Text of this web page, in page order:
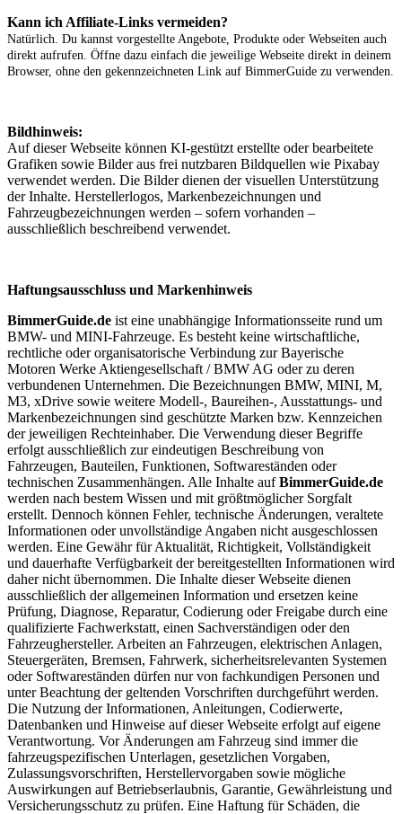
Kann ich Affiliate-Links vermeiden?
Natürlich. Du kannst vorgestellte Angebote, Produkte oder Webseiten auch
direkt aufrufen. Öffne dazu einfach die jeweilige Webseite direkt in deinem
Browser, ohne den gekennzeichneten Link auf BimmerGuide zu verwenden.
Bildhinweis:
Auf dieser Webseite können KI-gestützt erstellte oder bearbeitete
Grafiken sowie Bilder aus frei nutzbaren Bildquellen wie Pixabay
verwendet werden. Die Bilder dienen der visuellen Unterstützung
der Inhalte. Herstellerlogos, Markenbezeichnungen und
Fahrzeugbezeichnungen werden – sofern vorhanden –
ausschließlich beschreibend verwendet.
Haftungsausschluss und Markenhinweis
BimmerGuide.de ist eine unabhängige Informationsseite rund um
BMW- und MINI-Fahrzeuge. Es besteht keine wirtschaftliche,
rechtliche oder organisatorische Verbindung zur Bayerische
Motoren Werke Aktiengesellschaft / BMW AG oder zu deren
verbundenen Unternehmen. Die Bezeichnungen BMW, MINI, M,
M3, xDrive sowie weitere Modell-, Baureihen-, Ausstattungs- und
Markenbezeichnungen sind geschützte Marken bzw. Kennzeichen
der jeweiligen Rechteinhaber. Die Verwendung dieser Begriffe
erfolgt ausschließlich zur eindeutigen Beschreibung von
Fahrzeugen, Bauteilen, Funktionen, Softwareständen oder
technischen Zusammenhängen. Alle Inhalte aufBimmerGuide.de
werden nach bestem Wissen und mit größtmöglicher Sorgfalt
erstellt. Dennoch können Fehler, technische Änderungen, veraltete
Informationen oder unvollständige Angaben nicht ausgeschlossen
werden. Eine Gewähr für Aktualität, Richtigkeit, Vollständigkeit
und dauerhafte Verfügbarkeit der bereitgestellten Informationen wird
daher nicht übernommen. Die Inhalte dieser Webseite dienen
ausschließlich der allgemeinen Information und ersetzen keine
Prüfung, Diagnose, Reparatur, Codierung oder Freigabe durch eine
qualifizierte Fachwerkstatt, einen Sachverständigen oder den
Fahrzeughersteller. Arbeiten an Fahrzeugen, elektrischen Anlagen,
Steuergeräten, Bremsen, Fahrwerk, sicherheitsrelevanten Systemen
oder Softwareständen dürfen nur von fachkundigen Personen und
unter Beachtung der geltenden Vorschriften durchgeführt werden.
Die Nutzung der Informationen, Anleitungen, Codierwerte,
Datenbanken und Hinweise auf dieser Webseite erfolgt auf eigene
Verantwortung. Vor Änderungen am Fahrzeug sind immer die
fahrzeugspezifischen Unterlagen, gesetzlichen Vorgaben,
Zulassungsvorschriften, Herstellervorgaben sowie mögliche
Auswirkungen auf Betriebserlaubnis, Garantie, Gewährleistung und
Versicherungsschutz zu prüfen. Eine Haftung für Schäden, die